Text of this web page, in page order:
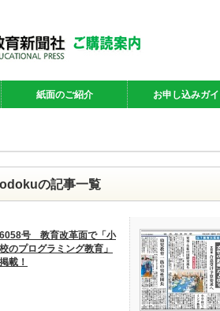
紙面のご紹介 お申し込みガ
の記事一覧
号 教育改革面で「小
のプログラミング教育」
載！